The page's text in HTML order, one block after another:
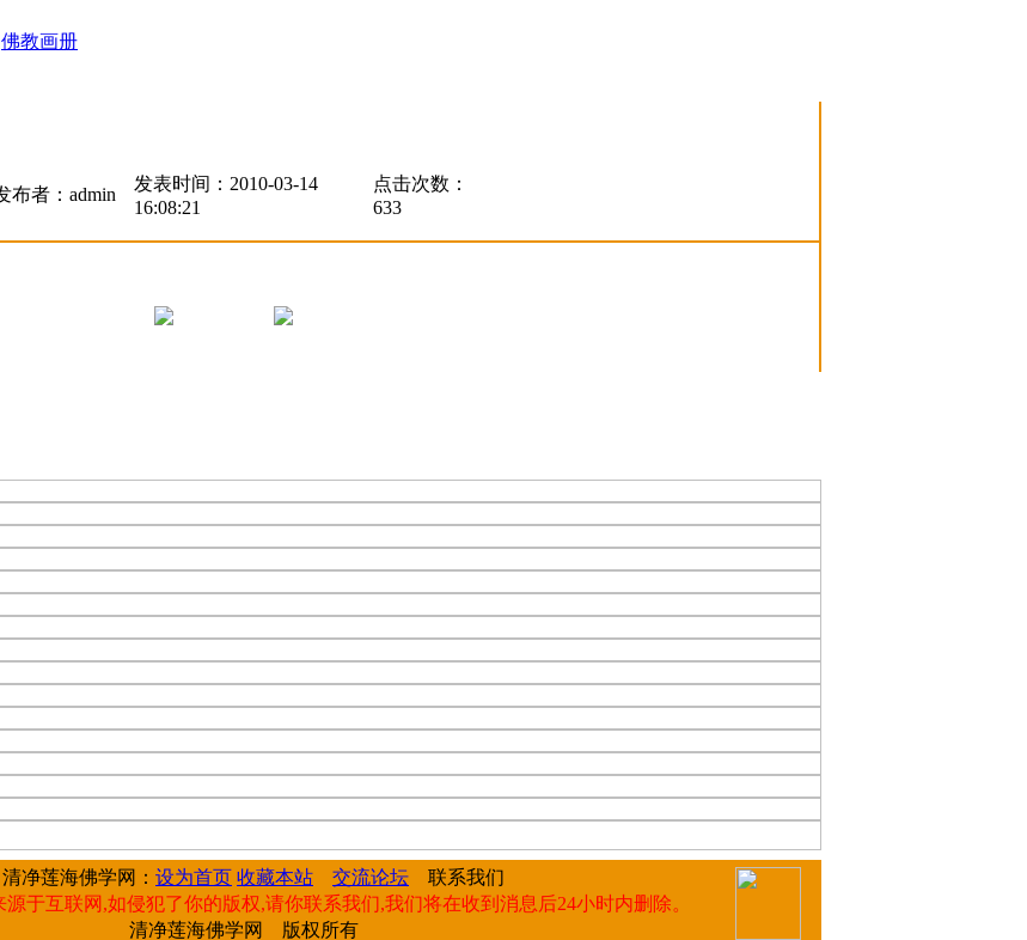
佛教画册
布者：admin
发表时间：2010-03-14
16:08:21
点击次数：
633
清净莲海佛学网： 设为首页 收藏本站 交流论坛 联系我们
于互联网,如侵犯了你的版权,请你联系我们,我们将在收到消息后24小时内删除。
清净莲海佛学网 版权所有